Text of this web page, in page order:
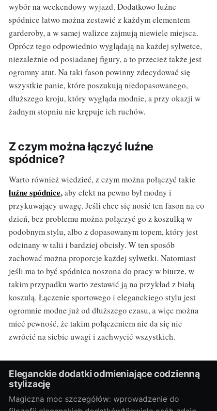
wybór na weekendowy wyjazd. Dodatkowo luźne
spódnice łatwo można zestawić z każdym elementem
garderoby, a w samej walizce zajmują niewiele miejsca.
Oprócz tego odpowiednio wyglądają na każdej sylwetce,
niezależnie od posiadanej figury, a to przecież także jest
ogromny atut. Na taki fason powinny zdecydować się
wszystkie panie, które poszukują niedopasowanego,
dłuższego kroju, który wygląda modnie, a przy okazji w
żadnym stopniu nie krępuje ich ruchów.
Z czym można łączyć luźne
spódnice?
Warto również wiedzieć, z czym można połączyć takie
luźne spódnice,aby efekt na pewno był modny i
przykuwający uwagę. Jeśli chce się nosić ten fason na co
dzień, bez problemu można połączyć go z koszulką w
podobnym stylu, albo z dopasowanym topem, który jest
odcinany w talii i bardziej obcisły. W ten sposób
zachować można proporcje każdej sylwetki. Natomiast
jeśli ma to być spódnica noszona do pracy w biurze, w
takim przypadku warto zestawić ją na przykład z białą
koszulą. Łączenie sportowego i eleganckiego stylu jest
ogromnie modne już od dłuższego czasu, a więc można
mieć pewność, że takim połączeniem nie da się nie
zwrócić na siebie uwagi i zachwycić wszystkich.
Eleganckie dodatki odmieniające codzienną
stylizację
Magiczna moc szczegółów: wprowadzenie do